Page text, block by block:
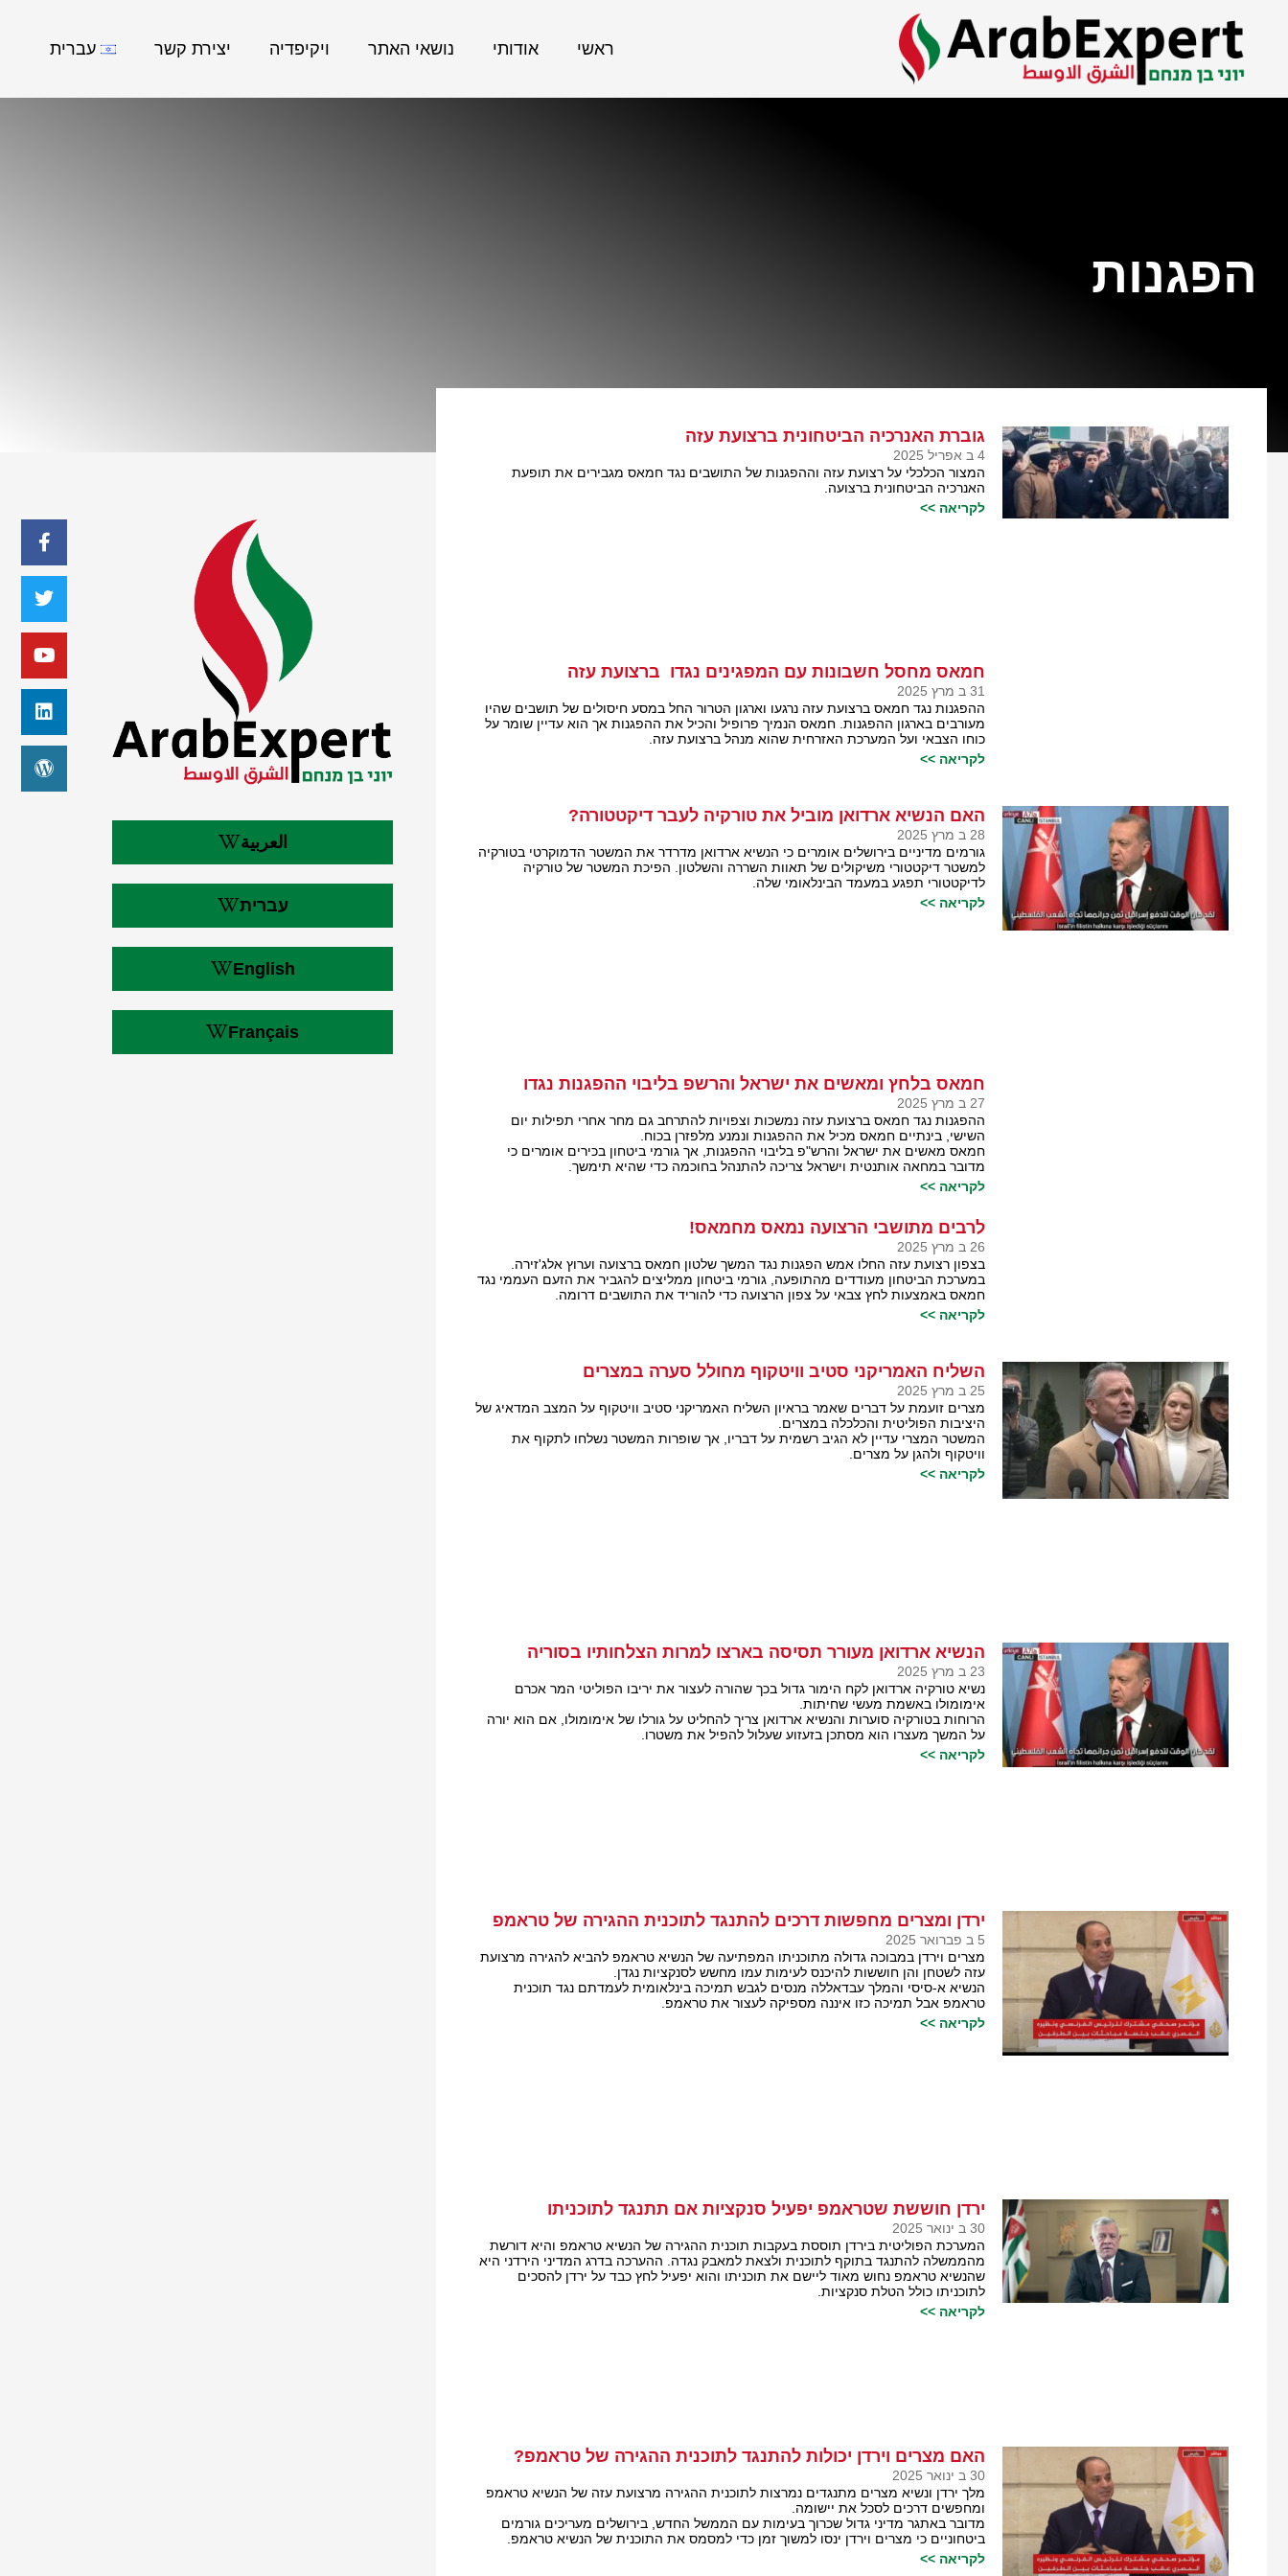
ראשי אודותי נושאי האתר ויקיפדיה יצירת קשר עברית
הפגנות
גוברת האנרכיה הביטחונית ברצועת עזה
4 ב אפריל 2025
המצור הכלכלי על רצועת עזה וההפגנות של התושבים נגד חמאס מגבירים את תופעת
האנרכיה הביטחונית ברצועה.
לקריאה >>
חמאס מחסל חשבונות עם המפגינים נגדו ברצועת עזה
31 ב מרץ 2025
ההפגנות נגד חמאס ברצועת עזה נרגעו וארגון הטרור החל במסע חיסולים של תושבים שהיו
מעורבים בארגון ההפגנות. חמאס הנמיך פרופיל והכיל את ההפגנות אך הוא עדיין שומר על
כוחו הצבאי ועל המערכת האזרחית שהוא מנהל ברצועת עזה.
לקריאה >>
האם הנשיא ארדואן מוביל את טורקיה לעבר דיקטטורה?
28 ב מרץ 2025
גורמים מדיניים בירושלים אומרים כי הנשיא ארדואן מדרדר את המשטר הדמוקרטי בטורקיה
למשטר דיקטטורי משיקולים של תאוות השררה והשלטון. הפיכת המשטר של טורקיה
לדיקטטורי תפגע במעמד הבינלאומי שלה.
לקריאה >>
חמאס בלחץ ומאשים את ישראל והרשפ בליבוי ההפגנות נגדו
27 ב מרץ 2025
ההפגנות נגד חמאס ברצועת עזה נמשכות וצפויות להתרחב גם מחר אחרי תפילות יום
השישי, בינתיים חמאס מכיל את ההפגנות ונמנע מלפזרן בכוח.
חמאס מאשים את ישראל והרש"פ בליבוי ההפגנות, אך גורמי ביטחון בכירים אומרים כי
מדובר במחאה אותנטית וישראל צריכה להתנהל בחוכמה כדי שהיא תימשך.
לקריאה >>
לרבים מתושבי הרצועה נמאס מחמאס!
26 ב מרץ 2025
בצפון רצועת עזה החלו אמש הפגנות נגד המשך שלטון חמאס ברצועה וערוץ אלג'זירה.
במערכת הביטחון מעודדים מהתופעה, גורמי ביטחון ממליצים להגביר את הזעם העממי נגד
חמאס באמצעות לחץ צבאי על צפון הרצועה כדי להוריד את התושבים דרומה.
לקריאה >>
השליח האמריקני סטיב וויטקוף מחולל סערה במצרים
25 ב מרץ 2025
מצרים זועמת על דברים שאמר בראיון השליח האמריקני סטיב וויטקוף על המצב המדאיג של
היציבות הפוליטית והכלכלה במצרים.
המשטר המצרי עדיין לא הגיב רשמית על דבריו, אך שופרות המשטר נשלחו לתקוף את
וויטקוף ולהגן על מצרים.
לקריאה >>
הנשיא ארדואן מעורר תסיסה בארצו למרות הצלחותיו בסוריה
23 ב מרץ 2025
נשיא טורקיה ארדואן לקח הימור גדול בכך שהורה לעצור את יריבו הפוליטי המר אכרם
אימומולו באשמת מעשי שחיתות.
הרוחות בטורקיה סוערות והנשיא ארדואן צריך להחליט על גורלו של אימומולו, אם הוא יורה
על המשך מעצרו הוא מסתכן בזעזוע שעלול להפיל את משטרו.
לקריאה >>
ירדן ומצרים מחפשות דרכים להתנגד לתוכנית ההגירה של טראמפ
5 ב פברואר 2025
מצרים וירדן במבוכה גדולה מתוכניתו המפתיעה של הנשיא טראמפ להביא להגירה מרצועת
עזה לשטחן והן חוששות להיכנס לעימות עמו מחשש לסנקציות נגדן.
הנשיא א-סיסי והמלך עבדאללה מנסים לגבש תמיכה בינלאומית לעמדתם נגד תוכנית
טראמפ אבל תמיכה כזו איננה מספיקה לעצור את טראמפ.
לקריאה >>
ירדן חוששת שטראמפ יפעיל סנקציות אם תתנגד לתוכניתו
30 ב ינואר 2025
המערכת הפוליטית בירדן תוססת בעקבות תוכנית ההגירה של הנשיא טראמפ והיא דורשת
מהממשלה להתנגד בתוקף לתוכנית ולצאת למאבק נגדה. ההערכה בדרג המדיני הירדני היא
שהנשיא טראמפ נחוש מאוד ליישם את תוכניתו והוא יפעיל לחץ כבד על ירדן להסכים
לתוכניתו כולל הטלת סנקציות.
לקריאה >>
האם מצרים וירדן יכולות להתנגד לתוכנית ההגירה של טראמפ?
30 ב ינואר 2025
מלך ירדן ונשיא מצרים מתנגדים נמרצות לתוכנית ההגירה מרצועת עזה של הנשיא טראמפ
ומחפשים דרכים לסכל את יישומה.
מדובר באתגר מדיני גדול שכרוך בעימות עם הממשל החדש, בירושלים מעריכים גורמים
ביטחוניים כי מצרים וירדן ינסו למשוך זמן כדי למסמס את התוכנית של הנשיא טראמפ.
לקריאה >>
العربية
עברית
English
Français